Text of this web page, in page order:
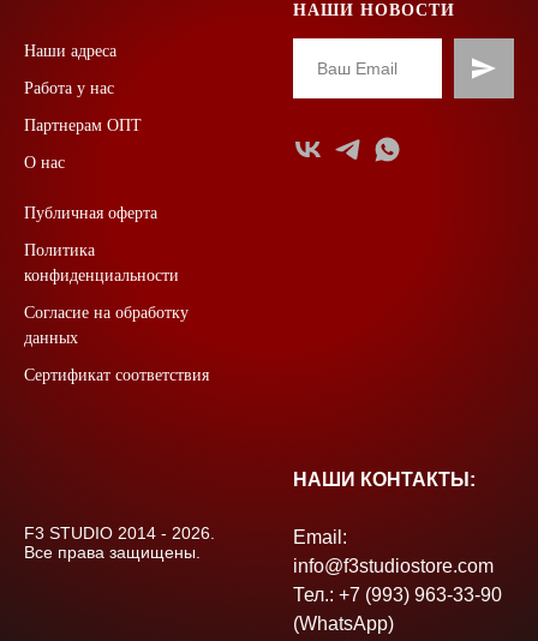
Наши адреса
Работа у нас
Партнерам ОПТ
О нас
Публичная оферта
Политика
конфиденциальности
Согласие на обработку
данных
Сертификат соответствия
НАШИ НОВОСТИ
F3 STUDIO 2014 - 2026.
Все права защищены.
НАШИ КОНТАКТЫ:
Email:
info@f3studiostore.com
Тел.: +7 (993) 963-33-90
(WhatsApp)